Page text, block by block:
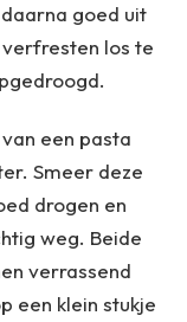
goed uit
los te
een pasta
Smeer deze
drogen en
weg. Beide
verrassend
een klein stukje